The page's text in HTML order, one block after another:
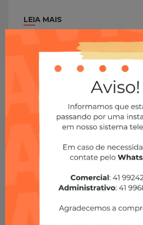
LEIA MAIS
Alugar Imóveis Comprar Imóveis
Traga Seu Imóvel